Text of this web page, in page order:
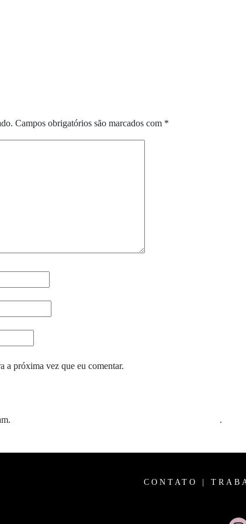
Campos obrigatórios são marcados com *
a próxima vez que eu comentar.
.
CONTATO